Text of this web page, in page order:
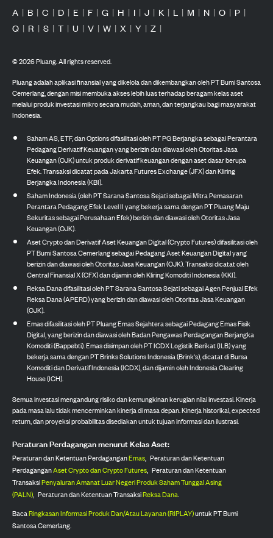
A | B | C | D | E | F | G | H | I | J | K | L | M | N | O | P |
Q | R | S | T | U | V | W | X | Y | Z |
©2026Pluang. All rights reserved.
Pluang adalah aplikasi finansial yang dikelola dan dikembangkan oleh PT Bumi Santosa
Cemerlang, dengan misi membuka akses lebih luas terhadap beragam kelas aset
melalui produk investasi mikro secara mudah, aman, dan terjangkau bagi masyarakat
Indonesia.
Saham AS, ETF, dan Options difasilitasi oleh PT PG Berjangka sebagai Perantara
Pedagang Derivatif Keuangan yang berizin dan diawasi oleh Otoritas Jasa
Keuangan (OJK) untuk produk derivatif keuangan dengan aset dasar berupa
Efek. Transaksi dicatat pada Jakarta Futures Exchange (JFX) dan Kliring
Berjangka Indonesia (KBI).
Saham Indonesia (oleh PT Sarana Santosa Sejati sebagai Mitra Pemasaran
Perantara Pedagang Efek Level II yang bekerja sama dengan PT Pluang Maju
Sekuritas sebagai Perusahaan Efek) berizin dan diawasi oleh Otoritas Jasa
Keuangan (OJK).
Aset Crypto dan Derivatif Aset Keuangan Digital (Crypto Futures) difasilitasi oleh
PT Bumi Santosa Cemerlang sebagai Pedagang Aset Keuangan Digital yang
berizin dan diawasi oleh Otoritas Jasa Keuangan (OJK). Transaksi dicatat oleh
Central Finansial X (CFX) dan dijamin oleh Kliring Komoditi Indonesia (KKI).
Reksa Dana difasilitasi oleh PT Sarana Santosa Sejati sebagai Agen Penjual Efek
Reksa Dana (APERD) yang berizin dan diawasi oleh Otoritas Jasa Keuangan
(OJK).
Emas difasilitasi oleh PT Pluang Emas Sejahtera sebagai Pedagang Emas Fisik
Digital, yang berizin dan diawasi oleh Badan Pengawas Perdagangan Berjangka
Komoditi (Bappebti). Emas disimpan oleh PT ICDX Logistik Berikat (ILB) yang
bekerja sama dengan PT Brinks Solutions Indonesia (Brink's), dicatat di Bursa
Komoditi dan Derivatif Indonesia (ICDX), dan dijamin oleh Indonesia Clearing
House (ICH).
Semua investasi mengandung risiko dan kemungkinan kerugian nilai investasi. Kinerja
pada masa lalu tidak mencerminkan kinerja di masa depan. Kinerja historikal, expected
return, dan proyeksi probabilitas disediakan untuk tujuan informasi dan ilustrasi.
Peraturan Perdagangan menurut Kelas Aset:
Peraturan dan Ketentuan PerdaganganEmas, Peraturan dan Ketentuan
PerdaganganAset Crypto dan Crypto Futures, Peraturan dan Ketentuan
TransaksiPenyaluran Amanat Luar Negeri Produk Saham Tunggal Asing
(PALN), Peraturan dan Ketentuan TransaksiReksa Dana.
BacaRingkasan Informasi Produk Dan/Atau Layanan (RIPLAY)untuk PT Bumi
Santosa Cemerlang.